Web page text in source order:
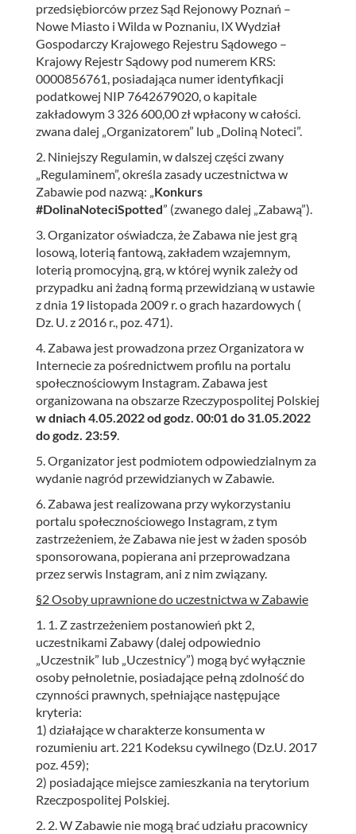
przedsiębiorców przez Sąd Rejonowy Poznań –
Nowe Miasto i Wilda w Poznaniu, IX Wydział
Gospodarczy Krajowego Rejestru Sądowego –
Krajowy Rejestr Sądowy pod numerem KRS:
0000856761, posiadająca numer identyfikacji
podatkowej NIP 7642679020, o kapitale
zakładowym 3 326 600,00 zł wpłacony w całości.
zwana dalej „Organizatorem” lub „Doliną Noteci”.
2. Niniejszy Regulamin, w dalszej części zwany
„Regulaminem”, określa zasady uczestnictwa w
Zabawie pod nazwą: „Konkurs
#DolinaNoteciSpotted” (zwanego dalej „Zabawą”).
3. Organizator oświadcza, że Zabawa nie jest grą
losową, loterią fantową, zakładem wzajemnym,
loterią promocyjną, grą, w której wynik zależy od
przypadku ani żadną formą przewidzianą w ustawie
z dnia 19 listopada 2009 r. o grach hazardowych (
Dz. U. z 2016 r., poz. 471).
4. Zabawa jest prowadzona przez Organizatora w
Internecie za pośrednictwem profilu na portalu
społecznościowym Instagram. Zabawa jest
organizowana na obszarze Rzeczypospolitej Polskiej
w dniach 4.05.2022 od godz. 00:01 do 31.05.2022
do godz. 23:59.
5. Organizator jest podmiotem odpowiedzialnym za
wydanie nagród przewidzianych w Zabawie.
6. Zabawa jest realizowana przy wykorzystaniu
portalu społecznościowego Instagram, z tym
zastrzeżeniem, że Zabawa nie jest w żaden sposób
sponsorowana, popierana ani przeprowadzana
przez serwis Instagram, ani z nim związany.
§2 Osoby uprawnione do uczestnictwa w Zabawie
1. 1. Z zastrzeżeniem postanowień pkt 2,
uczestnikami Zabawy (dalej odpowiednio
„Uczestnik” lub „Uczestnicy”) mogą być wyłącznie
osoby pełnoletnie, posiadające pełną zdolność do
czynności prawnych, spełniające następujące
kryteria:
1) działające w charakterze konsumenta w
rozumieniu art. 221 Kodeksu cywilnego (Dz.U. 2017
poz. 459);
2) posiadające miejsce zamieszkania na terytorium
Rzeczpospolitej Polskiej.
2. 2. W Zabawie nie mogą brać udziału pracownicy